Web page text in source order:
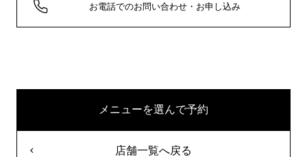
お電話でのお問い合わせ・お申し込み
メニューを選んで予約
店舗一覧へ戻る